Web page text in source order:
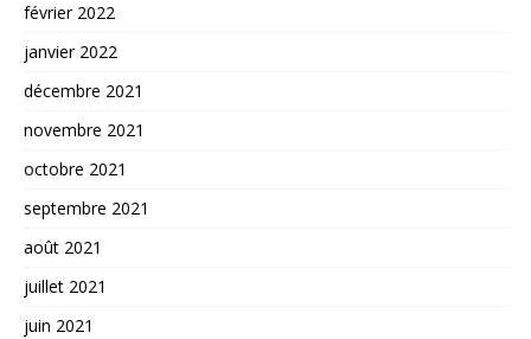
février 2022
janvier 2022
décembre 2021
novembre 2021
octobre 2021
septembre 2021
août 2021
juillet 2021
juin 2021